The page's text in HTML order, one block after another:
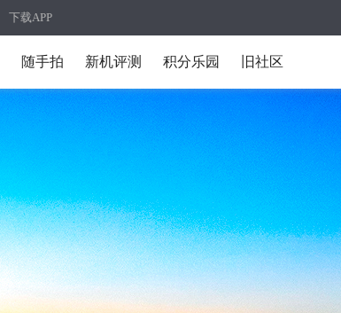
下载APP
随手拍 新机评测 积分乐园 旧社区